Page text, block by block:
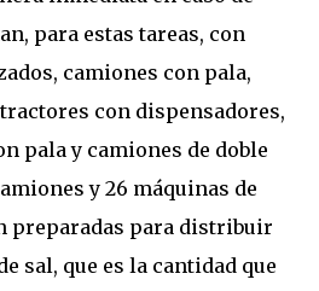
para estas tareas, con
camiones con pala,
con dispensadores,
pala y camiones de doble
y 26 máquinas de
preparadas para distribuir
sal, que es la cantidad que